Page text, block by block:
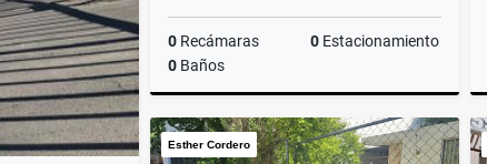
0 Recámaras 0 Estacionamiento
0 Baños
Venta
$4,800,000
Esther Cordero